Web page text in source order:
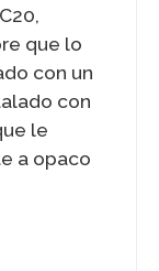
que lo
con un
con
le
a opaco